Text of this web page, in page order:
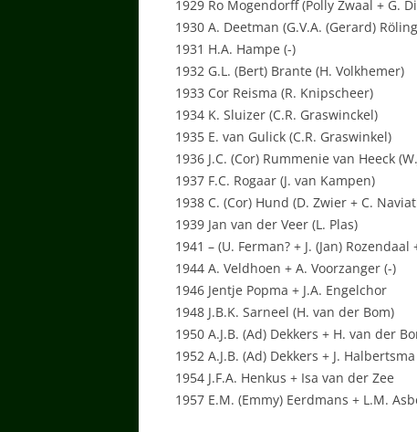
1929 Ro Mogendorff (Polly Zwaal + G.
1930 A. Deetman (G.V.A. (Gerard)
1931 H.A. Hampe (-)
1932 G.L. (Bert) Brante (H. Volkhemer)
1933 Cor Reisma (R. Knipscheer)
1934 K. Sluizer (C.R. Graswinckel)
1935 E. van Gulick (C.R. Graswinkel)
1936 J.C. (Cor) Rummenie van Heeck
1937 F.C. Rogaar (J. van Kampen)
1938 C. (Cor) Hund (D. Zwier + C.
1939 Jan van der Veer (L. Plas)
1941 – (U. Ferman? + J. (Jan) Rozendaal
1944 A. Veldhoen + A. Voorzanger (-)
1946 Jentje Popma + J.A. Engelchor
1948 J.B.K. Sarneel (H. van der Bom)
1950 A.J.B. (Ad) Dekkers + H. van der
1952 A.J.B. (Ad) Dekkers + J. Halbertsma
1954 J.F.A. Henkus + Isa van der Zee
1957 E.M. (Emmy) Eerdmans + L.M.